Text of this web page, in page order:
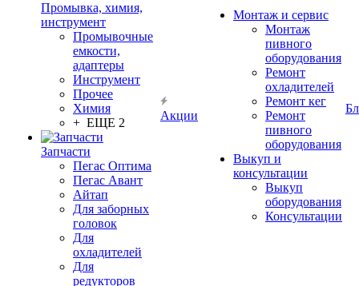
Промывка, химия,
инструмент
Промывочные
емкости,
адаптеры
Инструмент
Прочее
Химия
+ ЕЩЕ 2
Запчасти
Пегас Оптима
Пегас Авант
Айтап
Для заборных
головок
Для
охладителей
Для
редукторов
Акции
Монтаж и сервис
Монтаж
пивного
оборудования
Ремонт
охладителей
Ремонт кег
Ремонт
пивного
оборудования
Выкуп и
консультации
Выкуп
оборудования
Консультации